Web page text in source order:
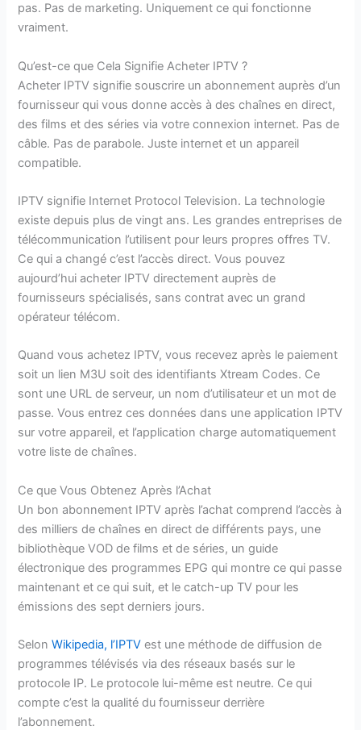
pas. Pas de marketing. Uniquement ce qui fonctionne
vraiment.
Qu’est-ce que Cela Signifie Acheter IPTV ?
Acheter IPTV signifie souscrire un abonnement auprès d’un
fournisseur qui vous donne accès à des chaînes en direct,
des films et des séries via votre connexion internet. Pas de
câble. Pas de parabole. Juste internet et un appareil
compatible.
IPTV signifie Internet Protocol Television. La technologie
existe depuis plus de vingt ans. Les grandes entreprises de
télécommunication l’utilisent pour leurs propres offres TV.
Ce qui a changé c’est l’accès direct. Vous pouvez
aujourd’hui acheter IPTV directement auprès de
fournisseurs spécialisés, sans contrat avec un grand
opérateur télécom.
Quand vous achetez IPTV, vous recevez après le paiement
soit un lien M3U soit des identifiants Xtream Codes. Ce
sont une URL de serveur, un nom d’utilisateur et un mot de
passe. Vous entrez ces données dans une application IPTV
sur votre appareil, et l’application charge automatiquement
votre liste de chaînes.
Ce que Vous Obtenez Après l’Achat
Un bon abonnement IPTV après l’achat comprend l’accès à
des milliers de chaînes en direct de différents pays, une
bibliothèque VOD de films et de séries, un guide
électronique des programmes EPG qui montre ce qui passe
maintenant et ce qui suit, et le catch-up TV pour les
émissions des sept derniers jours.
SelonWikipedia, l’IPTV est une méthode de diffusion de
programmes télévisés via des réseaux basés sur le
protocole IP. Le protocole lui-même est neutre. Ce qui
compte c’est la qualité du fournisseur derrière
l’abonnement.